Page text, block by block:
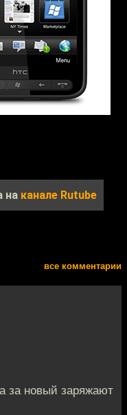
на канале Rutube
все комментарии
за новый заряжают